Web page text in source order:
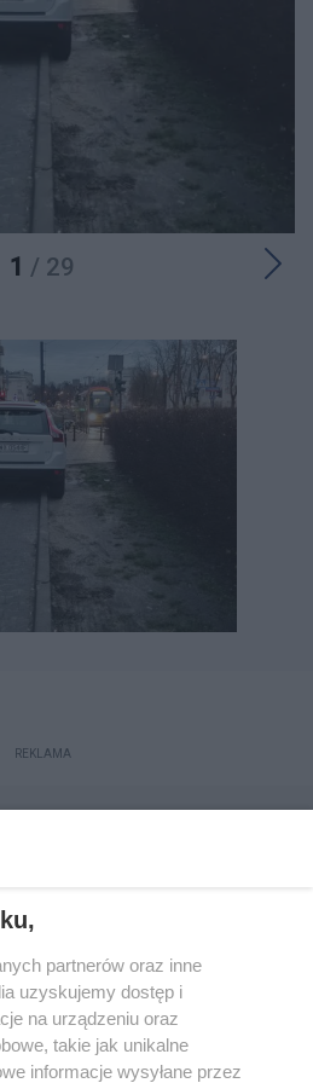
1 / 29
REKLAMA
Regulamin
Dystrybucja
Polityka Prywatności
partnerów oraz inne
uzyskujemy dostęp i
na urządzeniu oraz
takie jak unikalne
informacje wysyłane przez